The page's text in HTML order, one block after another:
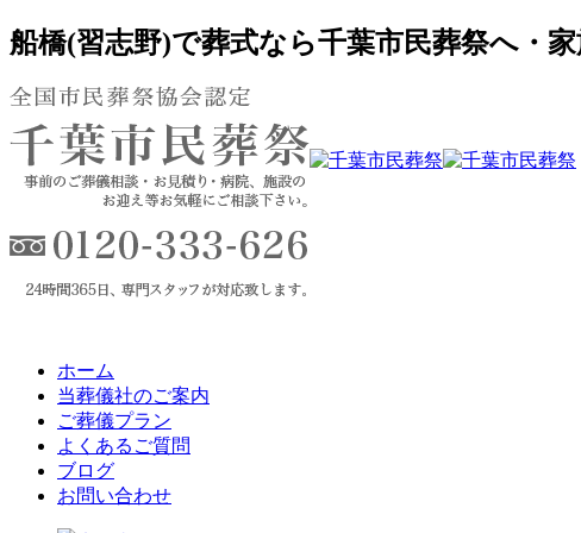
船橋(習志野)で葬式なら千葉市民葬祭へ・
ホーム
当葬儀社のご案内
ご葬儀プラン
よくあるご質問
ブログ
お問い合わせ